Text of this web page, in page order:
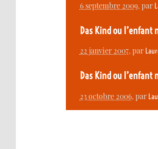
6 septembre 2009, par
Das Kind ou
22 janvier 2007, par
Das Kind ou
23 octobre 2006, par